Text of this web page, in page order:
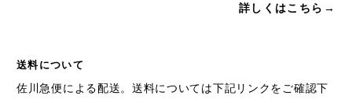
詳しくはこちら→
送料について
佐川急便による配送。送料については下記リンクをご確認下